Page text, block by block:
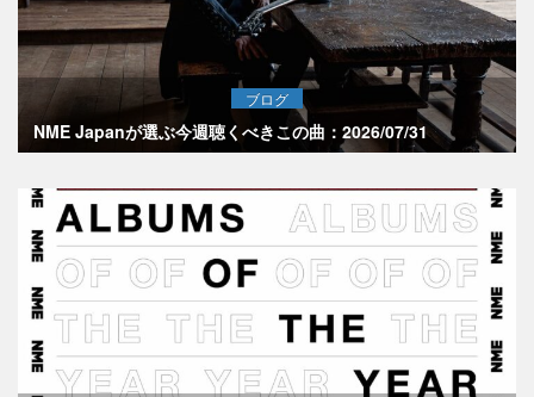
ブログ
NME Japanが選ぶ今週聴くべきこの曲：2026/07/31